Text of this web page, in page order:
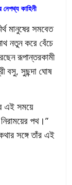
নেপথ্য কাহিনী
মানুষের সমবেত
নতুন করে বেঁচে
রূপান্তরকামী
বসু, সুছন্দা ঘোষ
এই সময়ে
পথ।”
সঙ্গে তাঁর এই